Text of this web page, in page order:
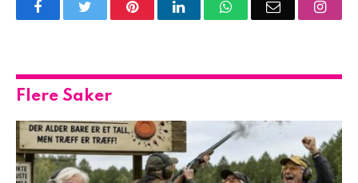
FacebookTwitter PinterestLinkedInWhatsAppEmail
Flere Saker